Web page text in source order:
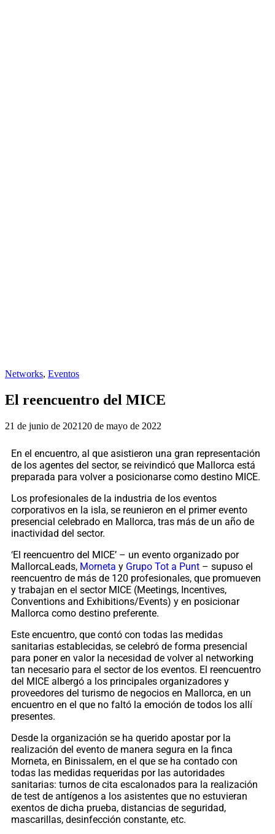
Networks, Eventos
El reencuentro del MICE
21 de junio de 2021 20 de mayo de 2022
En el encuentro, al que asistieron una gran representación
de los agentes del sector, se reivindicó que Mallorca está
preparada para volver a posicionarse como destino MICE.
Los profesionales de la industria de los eventos
corporativos en la isla, se reunieron en el primer evento
presencial celebrado en Mallorca, tras más de un año de
inactividad del sector.
‘El reencuentro del MICE’ – un evento organizado por
MallorcaLeads, Morneta y Grupo Tot a Punt – supuso el
reencuentro de más de 120 profesionales, que promueven
y trabajan en el sector MICE (Meetings, Incentives,
Conventions and Exhibitions/Events) y en posicionar
Mallorca como destino preferente.
Este encuentro, que contó con todas las medidas
sanitarias establecidas, se celebró de forma presencial
para poner en valor la necesidad de volver al networking
tan necesario para el sector de los eventos. El reencuentro
del MICE albergó a los principales organizadores y
proveedores del turismo de negocios en Mallorca, en un
encuentro en el que no faltó la emoción de todos los allí
presentes.
Desde la organización se ha querido apostar por la
realización del evento de manera segura en la finca
Morneta, en Binissalem, en el que se ha contado con
todas las medidas requeridas por las autoridades
sanitarias: turnos de cita escalonados para la realización
de test de antígenos a los asistentes que no estuvieran
exentos de dicha prueba, distancias de seguridad,
mascarillas, desinfección constante, etc.